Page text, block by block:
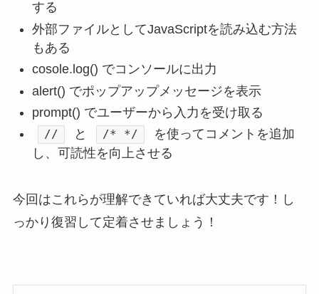
する
外部ファイルとしてJavaScriptを読み込む方法
もある
cosole.log() でコンソールに出力
alert() でポップアップメッセージを表示
prompt() でユーザーから入力を受け取る
// と /* */
を使ってコメントを追加
し、可読性を向上させる
今回はこれらが理解できていれば大丈夫です！し
っかり復習して定着させましょう！